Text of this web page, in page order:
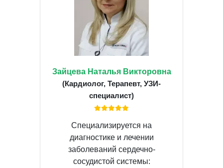
Зайцева Наталья Викторовна
(Кардиолог, Терапевт, УЗИ-
специалист)
Специализируется на
диагностике и лечении
заболеваний сердечно-
сосудистой системы: